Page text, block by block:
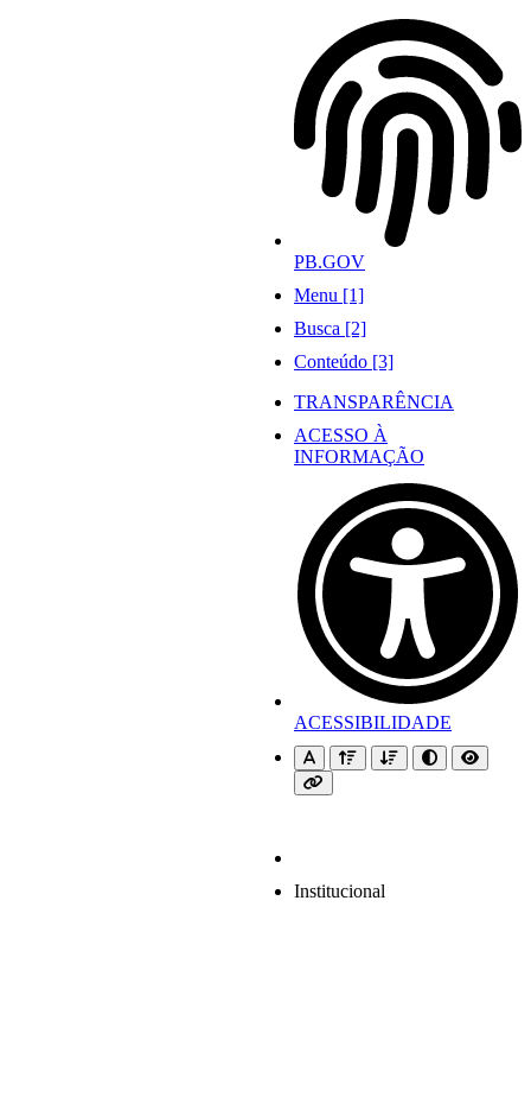
PB.GOV
Menu [1]
Busca [2]
Conteúdo [3]
TRANSPARÊNCIA
ACESSO À
INFORMAÇÃO
ACESSIBILIDADE
Institucional